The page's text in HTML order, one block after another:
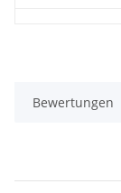
Bewertungen